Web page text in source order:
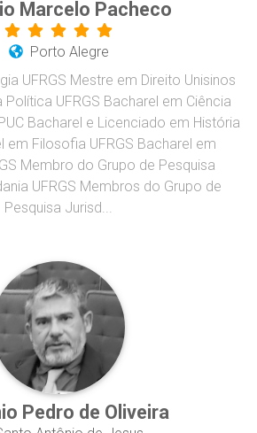
Marcelo Pacheco
Porto Alegre
UFRGS Mestre em Direito Unisinos
UFRGS Bacharel em Ciência
Bacharel e Licenciado em História
em Filosofia UFRGS Bacharel em
Membro do Grupo de Pesquisa
UFRGS Membros do Grupo de
Pesquisa Jurisd...
Pedro de Oliveira